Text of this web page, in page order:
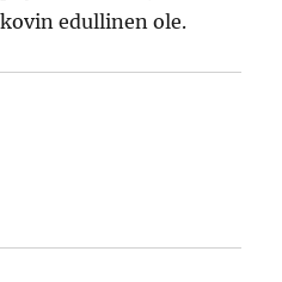
edullinen ole.